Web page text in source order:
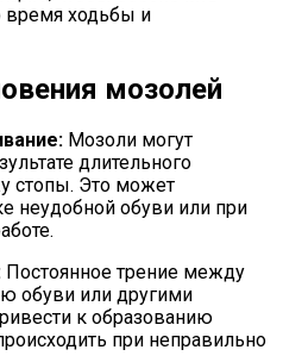
время ходьбы и
мозолей
Мозоли могут
длительного
стопы. Это может
неудобной обуви или при
Постоянное трение между
обуви или другими
к образованию
при неправильно